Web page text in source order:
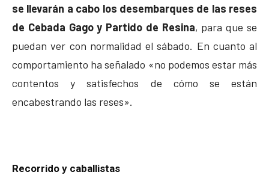
se llevarán a cabo los desembarques de las reses
de Cebada Gago y Partido de Resina, para que se
puedan ver con normalidad el sábado. En cuanto al
comportamiento ha señalado «no podemos estar más
contentos y satisfechos de cómo se están
encabestrando las reses».
Recorrido y caballistas